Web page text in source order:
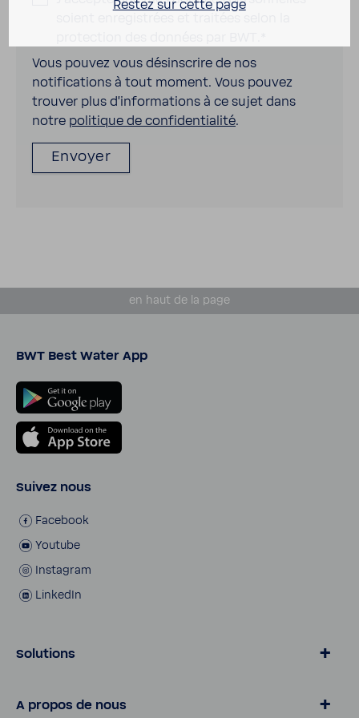
Vous pouvez vous désinscrire de nos
notifications à tout moment. Vous pouvez
trouver plus d'informations à ce sujet dans
notre politique de confidentialité.
en haut de la page
BWT Best Water App
Suivez nous
Face­book
Youtube
Insta­gram
LinkedIn
Solutions
Parti­cu­liers
A propos de nous
Restez sur cette page